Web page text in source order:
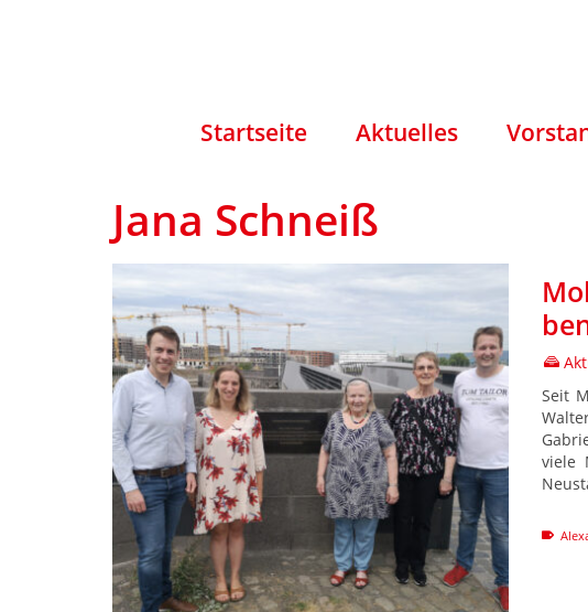
Startseite Aktuelles
Jana Schneiß
Seit
viele